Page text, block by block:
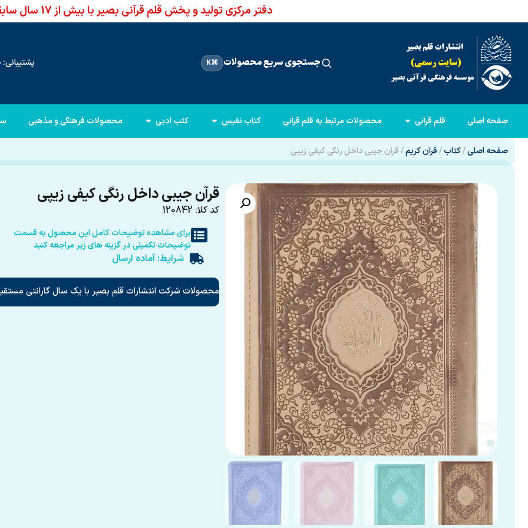
دفتر مرکزی تولید و پخش قلم قرآنی بصیر با بیش از 17 سال سابقه
جستجوی سریع محصولات ⌘K پشتیبانی: 66960950-021
صفحه اصلی قلم قرآنی محصولات مرتبط به قلم قرآنی کتاب نفیس کتب ادبی محصولات فرهنگی و مذهبی
صفحه اصلی/کتاب/قرآن کریم/ قرآن جیبی داخل رنگی کیفی زیپی
قرآن جیبی داخل رنگی کیفی زیپی
کد کلا: 120842
برای مشاهده توضیحات کامل این محصول به قسمت
توضیحات تکمیلی در گزینه های زیر مراجعه کنید
شرایط: آماده ارسال
محصولات شرکت انتشارات قلم بصیر با یک سال گارانتی